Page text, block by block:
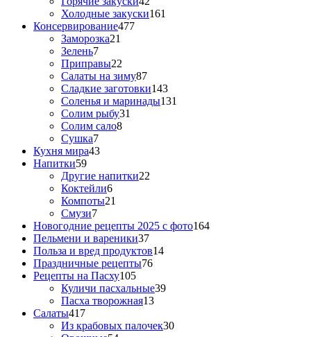
Холодные закуски161
Консервирование477
Заморозка21
Зелень7
Приправы22
Салаты на зиму87
Сладкие заготовки143
Соленья и маринады131
Солим рыбу31
Солим сало8
Сушка7
Кухня мира43
Напитки59
Другие напитки22
Коктейли6
Компоты21
Смузи7
Новогодние рецепты 2025 с фото164
Пельмени и вареники37
Польза и вред продуктов14
Праздничные рецепты76
Рецепты на Пасху105
Куличи пасхальные39
Пасха творожная13
Салаты417
Из крабовых палочек30